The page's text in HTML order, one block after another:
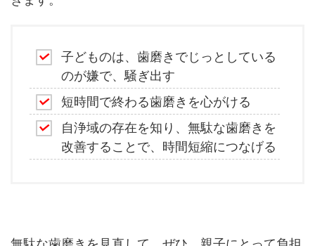
子どものは、歯磨きでじっとしている
のが嫌で、騒ぎ出す
短時間で終わる歯磨きを心がける
自浄域の存在を知り、無駄な歯磨きを
改善することで、時間短縮につなげる